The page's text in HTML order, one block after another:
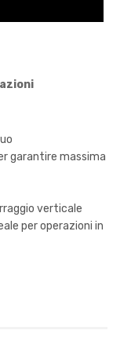
garantire massima
verticale
per operazioni in